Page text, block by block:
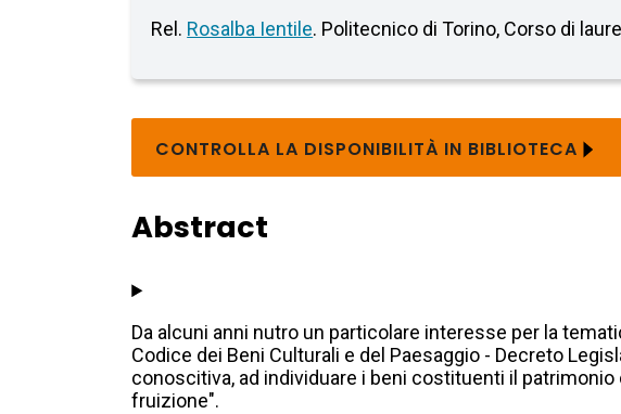
Rel. Rosalba Ientile. Politecnico di Torino, Corso di
CONTROLLA LA DISPONIBILITÀ IN BIBLIOTECA
Abstract
Da alcuni anni nutro un particolare interesse per la
Codice dei Beni Culturali e del Paesaggio - Decreto
conoscitiva, ad individuare i beni costituenti il
fruizione".